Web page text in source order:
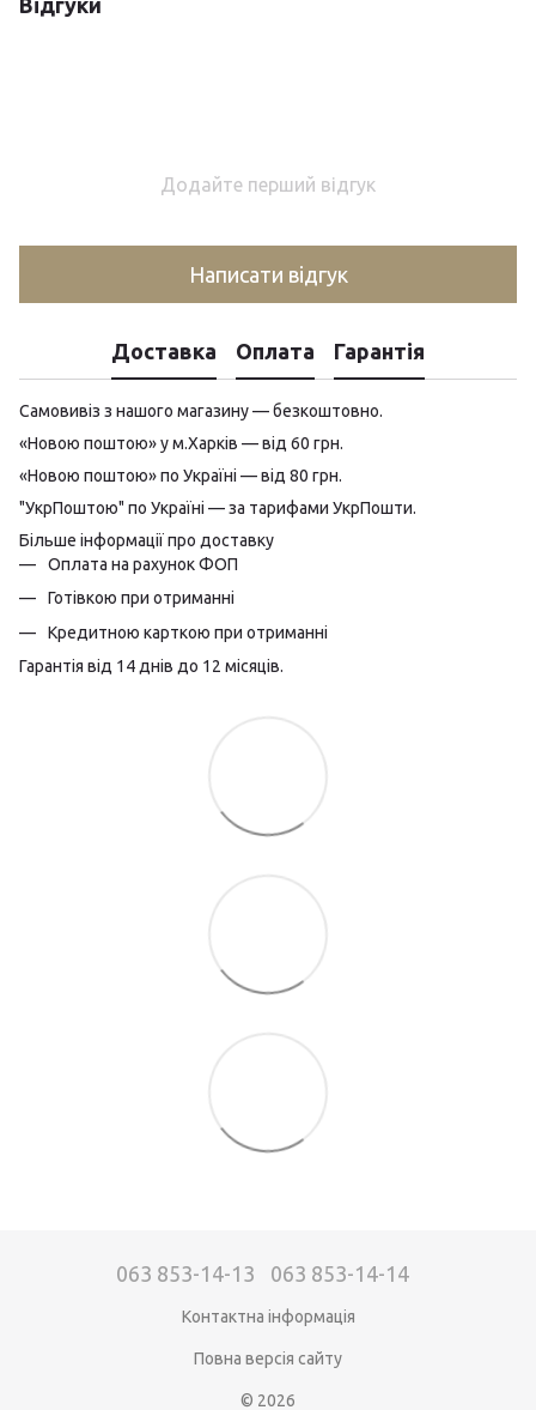
Відгуки
Додайте перший відгук
Написати відгук
Доставка Оплата Гарантія
Самовивіз з нашого магазину — безкоштовно.
«Новою поштою» у м.Харків — від 60 грн.
«Новою поштою» по Україні — від 80 грн.
"УкрПоштою" по Україні — за тарифами УкрПошти.
Більше інформації про доставку
Оплата на рахунок ФОП
Готівкою при отриманні
Кредитною карткою при отриманні
Гарантія від 14 днів до 12 місяців.
063 853-14-13 063 853-14-14
Контактна інформація
Повна версія сайту
© 2026